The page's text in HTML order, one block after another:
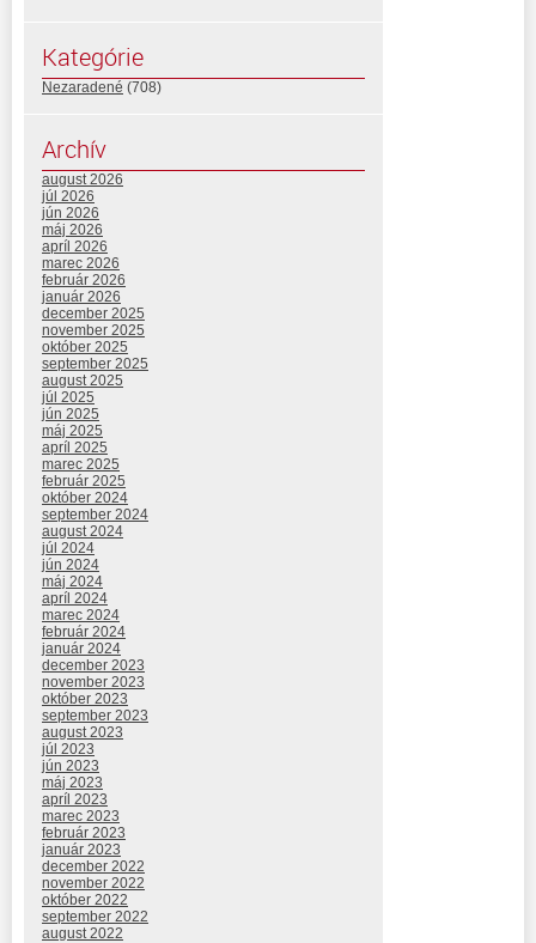
Kategórie
Nezaradené (708)
Archív
august 2026
júl 2026
jún 2026
máj 2026
apríl 2026
marec 2026
február 2026
január 2026
december 2025
november 2025
október 2025
september 2025
august 2025
júl 2025
jún 2025
máj 2025
apríl 2025
marec 2025
február 2025
október 2024
september 2024
august 2024
júl 2024
jún 2024
máj 2024
apríl 2024
marec 2024
február 2024
január 2024
december 2023
november 2023
október 2023
september 2023
august 2023
júl 2023
jún 2023
máj 2023
apríl 2023
marec 2023
február 2023
január 2023
december 2022
november 2022
október 2022
september 2022
august 2022